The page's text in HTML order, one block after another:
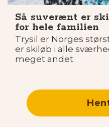
Så suverænt er
for hele familien
Trysil er Norges
er skiløb i alle
meget andet.